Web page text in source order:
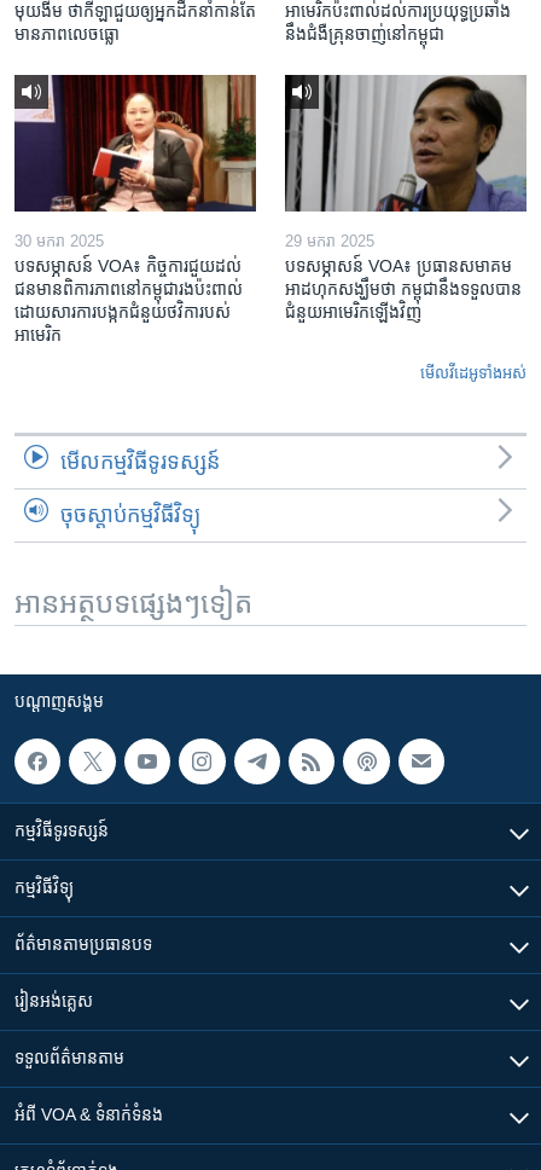
មុយងីម ថា​កីឡា​ជួយឲ្យ​អ្នកដឹកនាំ​កាន់តែ​
មាន​ភាព​លេចធ្លោ
អាមេរិក​ប៉ះពាល់ដល់​ការប្រយុទ្ធ​ប្រឆាំង​
នឹង​ជំងឺ​គ្រុនចាញ់​នៅ​កម្ពុជា
30 មករា 2025
បទសម្ភាសន៍ VOA៖ កិច្ចការ​ជួយ​ដល់​
ជន​មាន​ពិការភាព​នៅកម្ពុជា​រង​ប៉ះពាល់​
ដោយសារ​ការ​បង្កក​ជំនួយ​ថវិកា​របស់​
អាមេរិក
29 មករា 2025
បទសម្ភាសន៍ VOA៖ ប្រធាន​សមាគម​
អាដហុក​សង្ឃឹម​ថា កម្ពុជា​នឹង​ទទួល​បាន​
ជំនួយ​អាមេរិក​ឡើងវិញ
មើល​វីដេអូ​ទាំង​អស់
មើល​កម្មវិធី​ទូរទស្សន៍
ចុចស្តាប់កម្មវិធីវិទ្យុ
អានអត្ថបទផ្សេងៗទៀត
បណ្តាញ​សង្គម
កម្មវិធី​ទូរទស្សន៍
កម្មវិធី​វិទ្យុ
ព័ត៌មាន​តាមប្រធានបទ​
រៀន​​អង់គ្លេស
ទទួល​ព័ត៌មាន​តាម
អំពី​ VOA & ទំនាក់ទំនង